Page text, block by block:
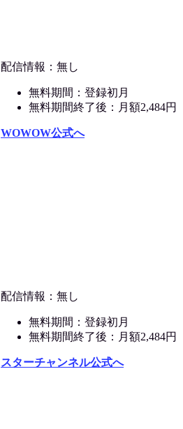
配信情報：無し
無料期間：登録初月
無料期間終了後：月額2,484円
WOWOW公式へ
配信情報：無し
無料期間：登録初月
無料期間終了後：月額2,484円
スターチャンネル公式へ